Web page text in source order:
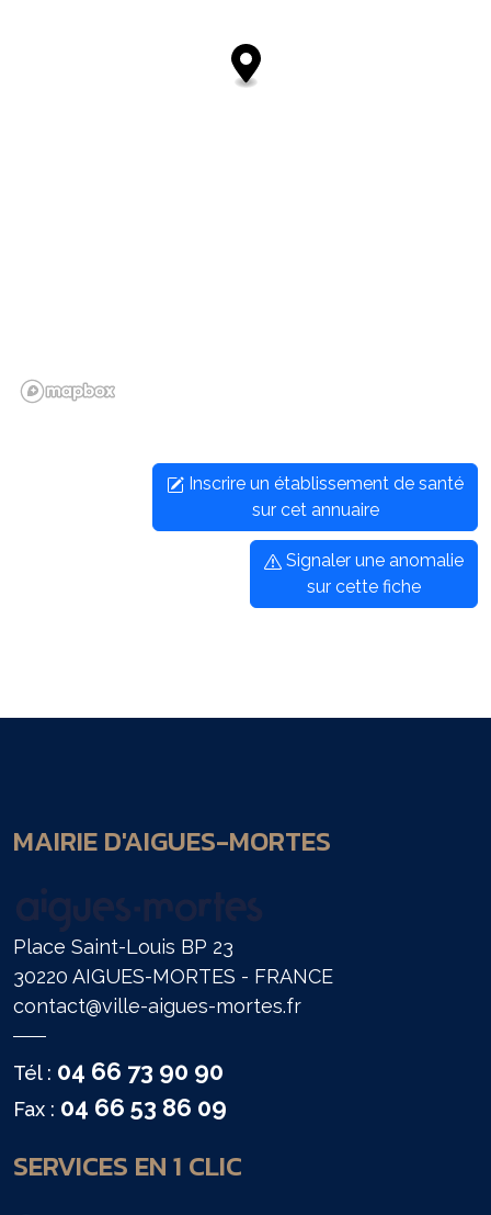
Inscrire un établissement de santé
sur cet annuaire
Signaler une anomalie
sur cette fiche
MAIRIE D'AIGUES-MORTES
Place Saint-Louis BP 23
30220 AIGUES-MORTES - FRANCE
contact@ville-aigues-mortes.fr
Tél : 04 66 73 90 90
Fax : 04 66 53 86 09
SERVICES EN 1 CLIC